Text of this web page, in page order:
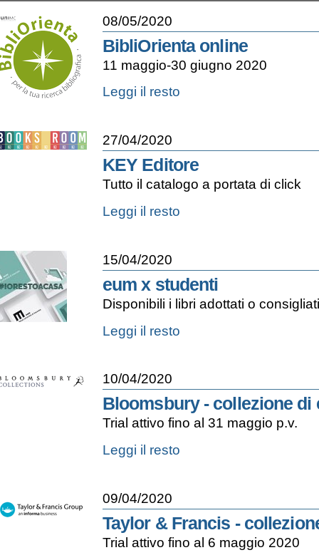
08/05/2020
BibliOrienta online
11 maggio-30 giugno 2020
BibliOrienta
online
Leggi il resto
27/04/2020
KEY Editore
Tutto il catalogo a portata di click
KEY
Editore
Leggi il resto
15/04/2020
eum x studenti
Disponibili i libri adottati o
eum
Leggi il resto
10/04/2020
Bloomsbury - collezione di
Trial attivo fino al 31 maggio p.v.
Bloomsbury
ebooks
Leggi il resto
09/04/2020
Taylor & Francis -
Trial attivo fino al 6 maggio 2020